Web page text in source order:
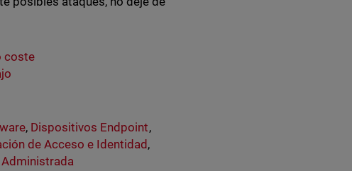
coste
, Dispositivos Endpoint,
de Acceso e Identidad ,